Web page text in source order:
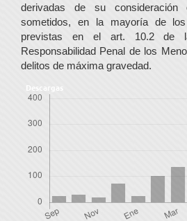
derivadas de su consideración
sometidos, en la mayoría de
previstas en el art. 10.2 de
Responsabilidad Penal de los
delitos de máxima gravedad.
Descargas